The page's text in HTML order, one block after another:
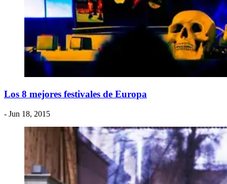
​Los 8 mejores festivales de Europa
- Jun 18, 2015